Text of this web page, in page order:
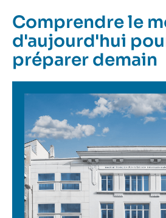
Comprendre le
d'aujourd'hui
préparer demain
Image